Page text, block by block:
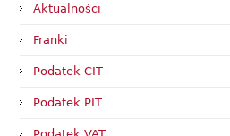
Aktualności
Franki
Podatek CIT
Podatek PIT